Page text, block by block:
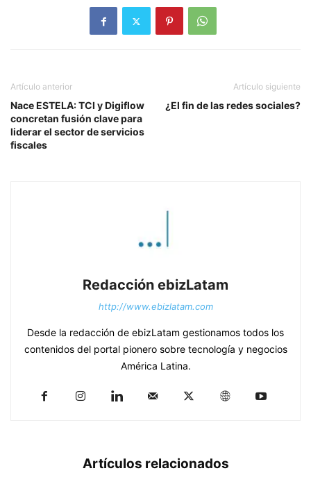
Artículo anterior
Nace ESTELA: TCI y Digiflow
concretan fusión clave para
liderar el sector de servicios
fiscales
Artículo siguiente
¿El fin de las redes sociales?
Redacción ebizLatam
http://www.ebizlatam.com
Desde la redacción de ebizLatam gestionamos todos los
contenidos del portal pionero sobre tecnología y negocios
América Latina.
Artículos relacionados